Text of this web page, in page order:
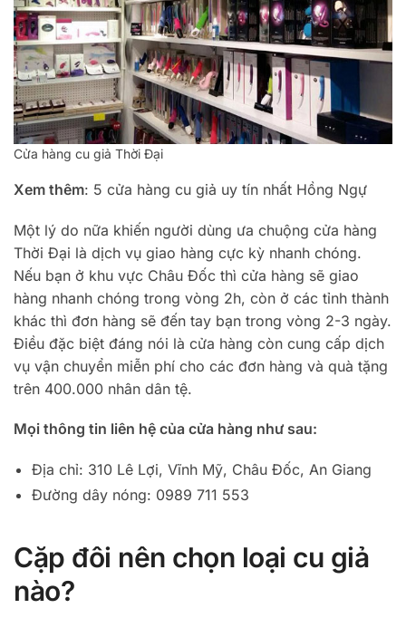
Cửa hàng cu giả Thời Đại
Xem thêm: 5 cửa hàng cu giả uy tín nhất Hồng Ngự
Một lý do nữa khiến người dùng ưa chuộng cửa hàng
Thời Đại là dịch vụ giao hàng cực kỳ nhanh chóng.
Nếu bạn ở khu vực Châu Đốc thì cửa hàng sẽ giao
hàng nhanh chóng trong vòng 2h, còn ở các tỉnh thành
khác thì đơn hàng sẽ đến tay bạn trong vòng 2-3 ngày.
Điều đặc biệt đáng nói là cửa hàng còn cung cấp dịch
vụ vận chuyển miễn phí cho các đơn hàng và quà tặng
trên 400.000 nhân dân tệ.
Mọi thông tin liên hệ của cửa hàng như sau:
Địa chỉ: 310 Lê Lợi, Vĩnh Mỹ, Châu Đốc, An Giang
Đường dây nóng: 0989 711 553
Cặp đôi nên chọn loại cu giả
nào?